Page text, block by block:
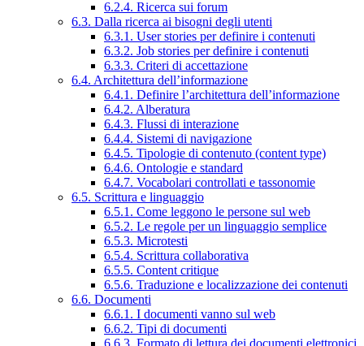
6.2.4. Ricerca sui forum
6.3. Dalla ricerca ai bisogni degli utenti
6.3.1. User stories per definire i contenuti
6.3.2. Job stories per definire i contenuti
6.3.3. Criteri di accettazione
6.4. Architettura dell’informazione
6.4.1. Definire l’architettura dell’informazione
6.4.2. Alberatura
6.4.3. Flussi di interazione
6.4.4. Sistemi di navigazione
6.4.5. Tipologie di contenuto (content type)
6.4.6. Ontologie e standard
6.4.7. Vocabolari controllati e tassonomie
6.5. Scrittura e linguaggio
6.5.1. Come leggono le persone sul web
6.5.2. Le regole per un linguaggio semplice
6.5.3. Microtesti
6.5.4. Scrittura collaborativa
6.5.5. Content critique
6.5.6. Traduzione e localizzazione dei contenuti
6.6. Documenti
6.6.1. I documenti vanno sul web
6.6.2. Tipi di documenti
6.6.3. Formato di lettura dei documenti elettronici